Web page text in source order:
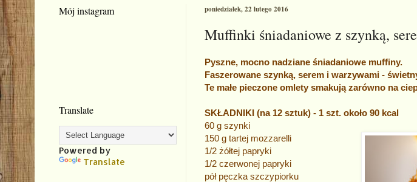
poniedziałek, 22 lutego 2016
Muffinki śniadaniowe z szynką,
Pyszne, mocno nadziane śniadaniowe muffiny.
Faszerowane szynką, serem i warzywami -
Te małe pieczone omlety smakują zarówno na
SKŁADNIKI (na 12 sztuk) - 1 szt. około 90 kcal
60 g szynki
150 g tartej mozzarelli
1/2 żółtej papryki
1/2 czerwonej papryki
pół pęczka szczypiorku
Mój instagram
Translate
Powered by
Translate